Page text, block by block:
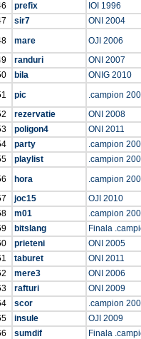
prefix
IOI 1996
sir7
ONI 2004
mare
OJI 2006
randuri
ONI 2007
bila
ONIG 2010
pic
.campion
rezervatie
ONI 2008
poligon4
ONI 2011
party
.campion
playlist
.campion
hora
.campion
joc15
OJI 2010
m01
.campion
bitslang
Finala
prieteni
ONI 2005
taburet
ONI 2011
mere3
ONI 2006
rafturi
ONI 2009
scor
.campion
insule
OJI 2009
sumdif
Finala